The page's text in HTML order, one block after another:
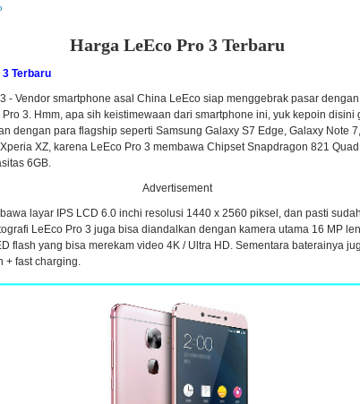
Harga LeEco Pro 3 Terbaru
Terbaru
- Vendor smartphone asal China LeEco siap menggebrak pasar
3. Hmm, apa sih keistimewaan dari smartphone ini, yuk kepoin disini
dengan para flagship seperti Samsung Galaxy S7 Edge, Galaxy Note
XZ, karena LeEco Pro 3 membawa Chipset Snapdragon 821
6GB.
Advertisement
layar IPS LCD 6.0 inchi resolusi 1440 x 2560 piksel, dan pasti
LeEco Pro 3 juga bisa diandalkan dengan kamera utama 16 MP
flash yang bisa merekam video 4K / Ultra HD. Sementara baterainya
+ fast charging.